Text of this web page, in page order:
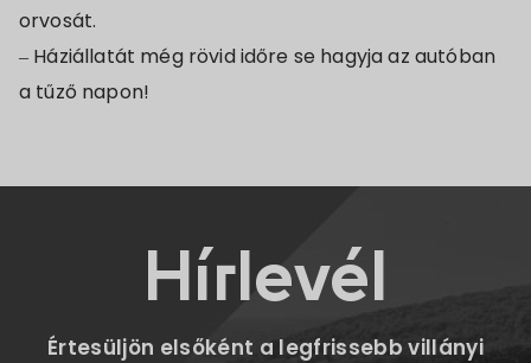
orvosát.
– Háziállatát még rövid időre se hagyja az autóban
a tűző napon!
Hírlevél
Értesüljön elsőként a legfrissebb villányi